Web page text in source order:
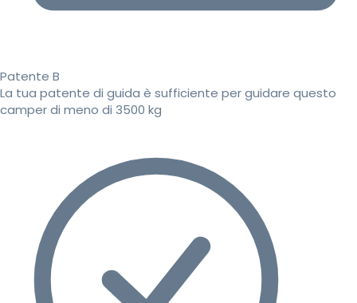
Patente B
La tua patente di guida è sufficiente per guidare questo
camper di meno di 3500 kg